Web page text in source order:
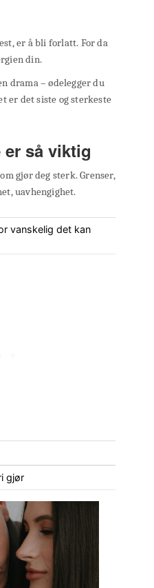
er å bli forlatt. For da
din.
drama – ødelegger du
er det siste og sterkeste
så viktig
gjør deg sterk. Grenser,
uavhengighet.
vanskelig det kan
gjør